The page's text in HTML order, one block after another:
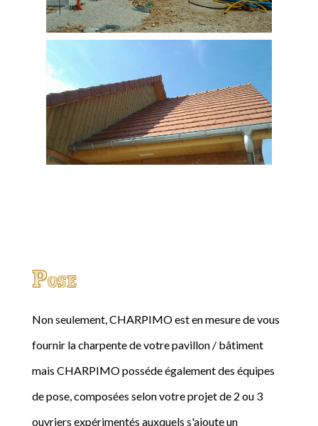
Pose
Non seulement, CHARPIMO est en mesure de vous
fournir la charpente de votre pavillon / bâtiment
mais CHARPIMO posséde également des équipes
de pose, composées selon votre projet de 2 ou 3
ouvriers expérimentés auxquels s'ajoute un